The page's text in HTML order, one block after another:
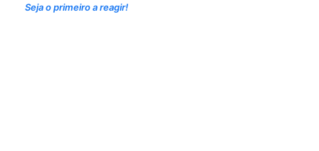
Seja o primeiro a reagir!